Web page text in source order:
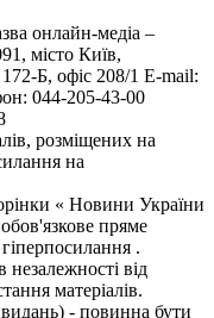
онлайн-медіа –
місто Київ,
Б, офіс 208/1 E-mail:
044-205-43-00
розміщених на
на
« Новини України
пряме
.
від
матеріалів.
- повинна бути